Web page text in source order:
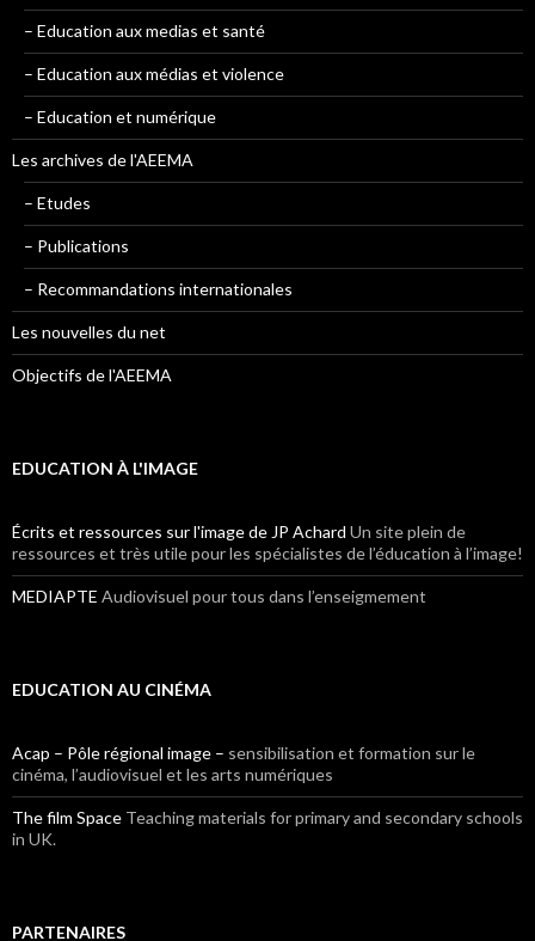
– Education aux medias et santé
– Education aux médias et violence
– Education et numérique
Les archives de l'AEEMA
– Etudes
– Publications
– Recommandations internationales
Les nouvelles du net
Objectifs de l'AEEMA
EDUCATION À L'IMAGE
Écrits et ressources sur l'image de JP Achard Un site plein de
ressources et très utile pour les spécialistes de l’éducation à l’image!
MEDIAPTE Audiovisuel pour tous dans l’enseigmement
EDUCATION AU CINÉMA
Acap – Pôle régional image – sensibilisation et formation sur le
cinéma, l’audiovisuel et les arts numériques
The film Space Teaching materials for primary and secondary schools
in UK.
PARTENAIRES